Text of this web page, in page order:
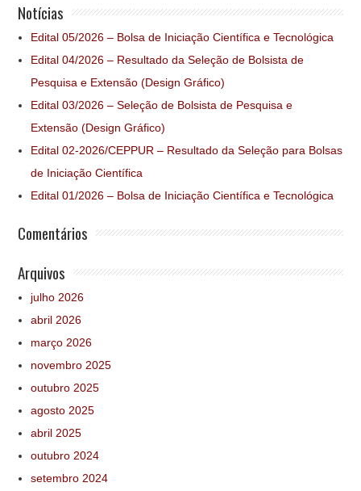
Notícias
Edital 05/2026 – Bolsa de Iniciação Científica e Tecnológica
Edital 04/2026 – Resultado da Seleção de Bolsista de
Pesquisa e Extensão (Design Gráfico)
Edital 03/2026 – Seleção de Bolsista de Pesquisa e
Extensão (Design Gráfico)
Edital 02-2026/CEPPUR – Resultado da Seleção para Bolsas
de Iniciação Científica
Edital 01/2026 – Bolsa de Iniciação Científica e Tecnológica
Comentários
Arquivos
julho 2026
abril 2026
março 2026
novembro 2025
outubro 2025
agosto 2025
abril 2025
outubro 2024
setembro 2024